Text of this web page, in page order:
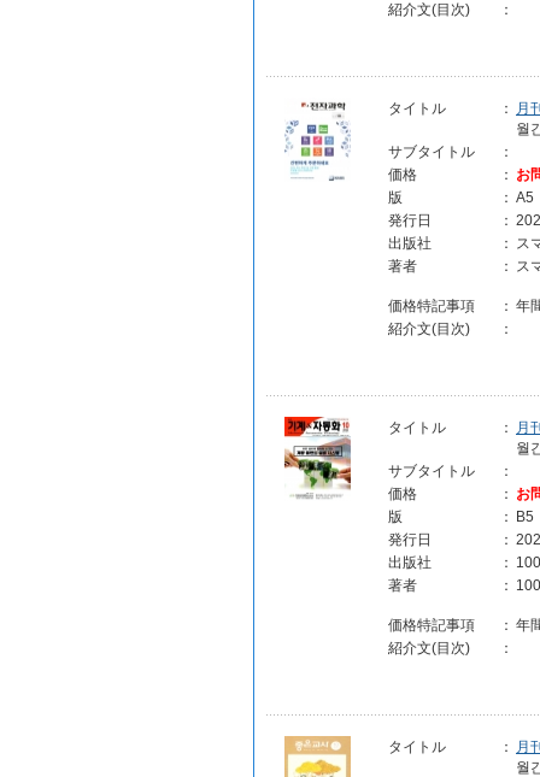
紹介文(目次)
：
タイトル ：
月
월
サブタイトル
：
価格
： お
版
： A5
発行日
：
出版社
： ス
著者
： ス
価格特記事項 ： 年
紹介文(目次)
：
タイトル ：
月
월
サブタイトル
：
価格
： お
版
：
B5
発行日
：
出版社
：
著者
：
価格特記事項 ： 年
紹介文(目次)
：
タイトル ：
月
월